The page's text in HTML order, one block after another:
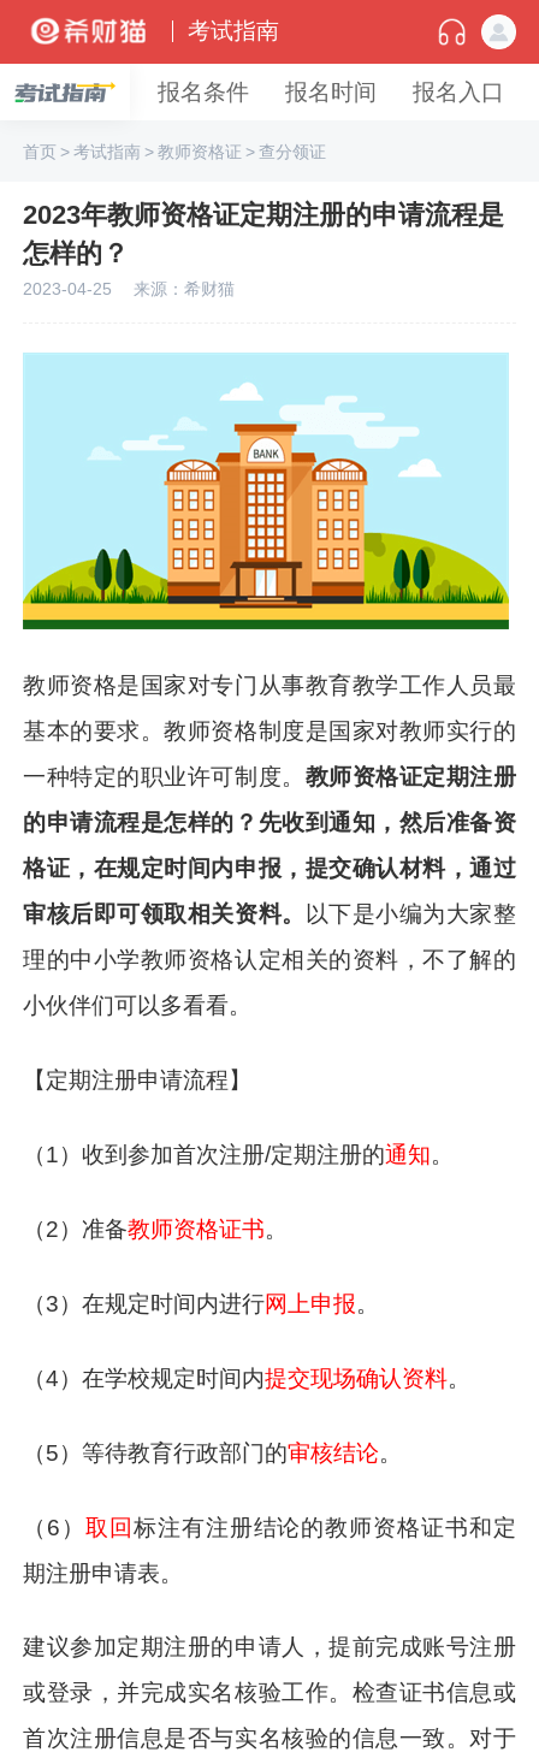
考试指南
报名条件 报名时间 报名入口
首页>考试指南>教师资格证 >查分领证
2023年教师资格证定期注册的申请流程是
怎样的？
2023-04-25 来源：希财猫
教师资格是国家对专门从事教育教学工作人员最
基本的要求。教师资格制度是国家对教师实行的
一种特定的职业许可制度。 教师资格证定期注册
的申请流程是怎样的？先收到通知，然后准备资
格证，在规定时间内申报，提交确认材料，通过
审核后即可领取相关资料。 以下是小编为大家整
理的中小学教师资格认定相关的资料，不了解的
小伙伴们可以多看看。
【定期注册申请流程】
（1）收到参加首次注册/定期注册的通知。
（2）准备教师资格证书。
（3）在规定时间内进行网上申报。
（4）在学校规定时间内提交现场确认资料。
（5）等待教育行政部门的审核结论。
（6） 取回标注有注册结论的教师资格证书和定
期注册申请表。
建议参加定期注册的申请人，提前完成账号注册
或登录，并完成实名核验工作。检查证书信息或
首次注册信息是否与实名核验的信息一致。对于